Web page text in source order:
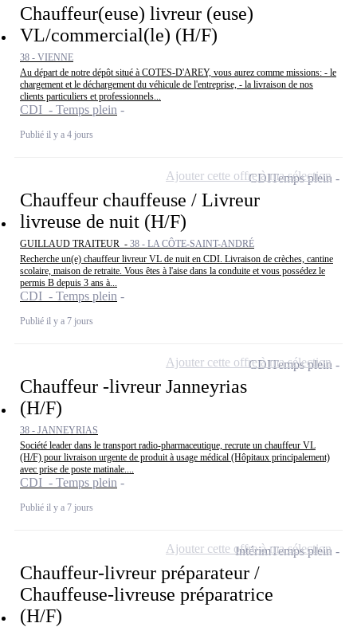
Chauffeur(euse) livreur (euse)
VL/commercial(le) (H/F)
38 - VIENNE
Au départ de notre dépôt situé à COTES-D'AREY, vous aurez comme missions: - le
chargement et le déchargement du véhicule de l'entreprise, - la livraison de nos
clients particuliers et professionnels...
CDI - Temps plein
Publié il y a 4 jours
Chauffeur chauffeuse / Livreur
livreuse de nuit (H/F)
GUILLAUD TRAITEUR - 38 - LA CÔTE-SAINT-ANDRÉ
Recherche un(e) chauffeur livreur VL de nuit en CDI. Livraison de crèches, cantine
scolaire, maison de retraite. Vous êtes à l'aise dans la conduite et vous possédez le
permis B depuis 3 ans à...
CDI - Temps plein
Publié il y a 7 jours
CDITemps plein
Ajouter cette offre à ma sélection
Chauffeur -livreur Janneyrias
(H/F)
38 - JANNEYRIAS
Société leader dans le transport radio-pharmaceutique, recrute un chauffeur VL
(H/F) pour livraison urgente de produit à usage médical (Hôpitaux principalement)
avec prise de poste matinale....
CDI - Temps plein
Publié il y a 7 jours
CDITemps plein
Ajouter cette offre à ma sélection
Chauffeur-livreur préparateur /
Chauffeuse-livreuse préparatrice
(H/F)
IntérimTemps plein
Ajouter cette offre à ma sélection